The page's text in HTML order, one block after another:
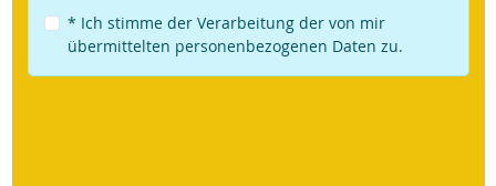
* Ich stimme der Verarbeitung der von mir
übermittelten personenbezogenen Daten zu.